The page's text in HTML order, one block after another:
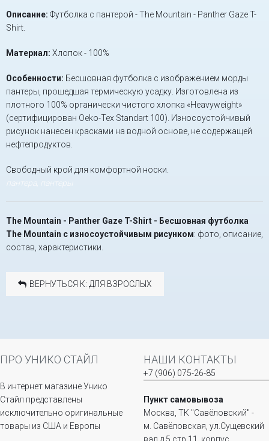
Описание: Футболка с пантерой - The Mountain - Panther Gaze T-
Shirt.
Материал: Хлопок - 100%
Особенности: Бесшовная футболка с изображением морды
пантеры, прошедшая термическую усадку. Изготовлена из
плотного 100% органически чистого хлопка «Heavyweight»
(сертифицирован Oeko-Tex Standart 100). Износоустойчивый
рисунок нанесен красками на водной основе, не содержащей
нефтепродуктов.
Свободный крой для комфортной носки.
пантера, пантеры
The Mountain - Panther Gaze T-Shirt - Бесшовная футболка
The Mountain с износоустойчивым рисунком: фото, описание,
состав, характеристики.
ВЕРНУТЬСЯ К: ДЛЯ ВЗРОСЛЫХ
ПРО УНИКО СТАЙЛ
В интернет магазине Унико
Стайл представлены
исключительно оригинальные
товары из США и Европы
НАШИ КОНТАКТЫ
+7 (906) 075-26-85
Пункт самовывоза
Москва, ТК "Савёловский" -
м. Савёловская, ул.Сущевский
вал д.5 стр.11, корпус